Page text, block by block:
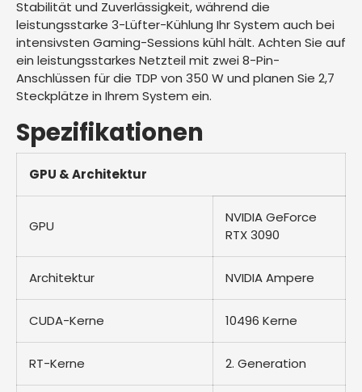
Stabilität und Zuverlässigkeit, während die
leistungsstarke 3-Lüfter-Kühlung Ihr System auch bei
intensivsten Gaming-Sessions kühl hält. Achten Sie auf
ein leistungsstarkes Netzteil mit zwei 8-Pin-
Anschlüssen für die TDP von 350 W und planen Sie 2,7
Steckplätze in Ihrem System ein.
Spezifikationen
GPU & Architektur
GPU
NVIDIA GeForce
RTX 3090
Architektur NVIDIA Ampere
CUDA-Kerne 10496 Kerne
RT-Kerne 2. Generation